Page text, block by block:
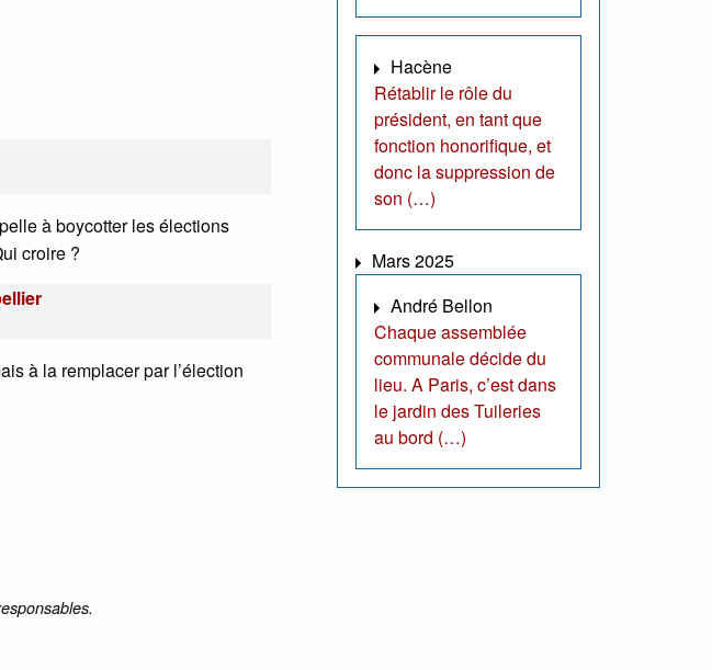
à boycotter les élections
croire ?
à la remplacer par l’élection
Hacène
Rétablir le rôle du
président, en tant que
fonction honorifique, et
donc la suppression de
son (…)
Mars 2025
André Bellon
Chaque assemblée
communale décide du
lieu. A Paris, c’est dans
le jardin des Tuileries
au bord (…)